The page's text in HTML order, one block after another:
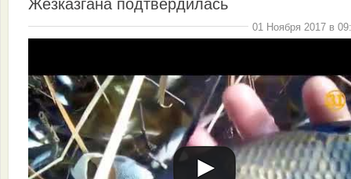
Жезказгана подтвердилась
01 Ноября 2017 в